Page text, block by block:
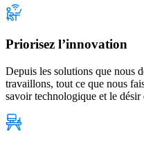
Priorisez l’innovation
Depuis les solutions que nous
travaillons, tout ce que nous
savoir technologique et le désir